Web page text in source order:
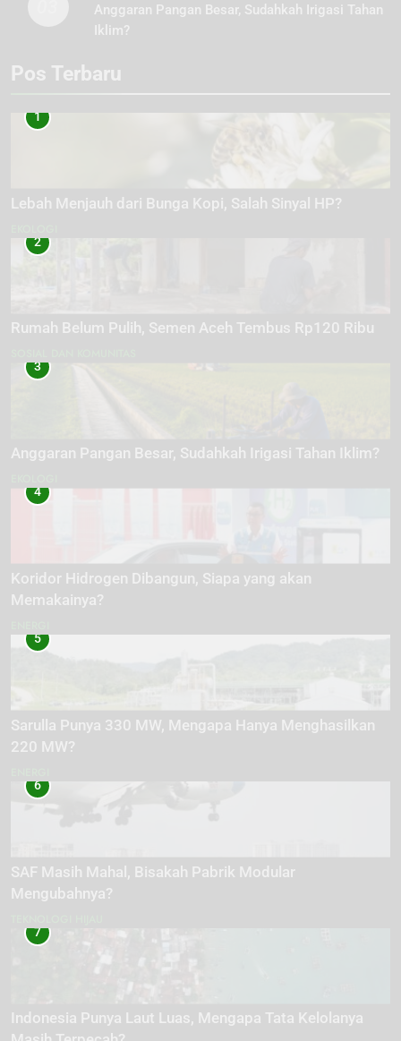
Anggaran Pangan Besar, Sudahkah Irigasi Tahan
Iklim?
Pos Terbaru
1
Lebah Menjauh dari Bunga Kopi, Salah Sinyal HP?
2
Rumah Belum Pulih, Semen Aceh Tembus Rp120 Ribu
3
Anggaran Pangan Besar, Sudahkah Irigasi Tahan Iklim?
4
Koridor Hidrogen Dibangun, Siapa yang akan
Memakainya?
5
Sarulla Punya 330 MW, Mengapa Hanya Menghasilkan
220 MW?
6
SAF Masih Mahal, Bisakah Pabrik Modular
Mengubahnya?
7
Indonesia Punya Laut Luas, Mengapa Tata Kelolanya